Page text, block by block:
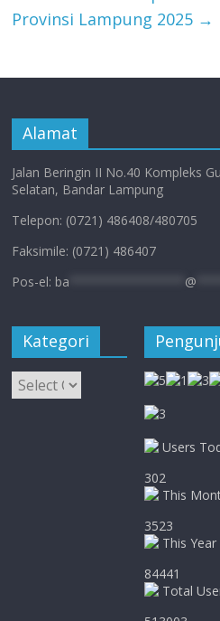
Provinsi Lampung 2025 →
Alamat
Jalan Beringin II No.40 Kompleks
Selatan, Bandar Lampung
Telepon: (0721) 486408/480705
Faksimile: (0721) 486407
Pos-el: ba @
Kategori
Kategori
Users
302
This
3523
This Year
84441
Total